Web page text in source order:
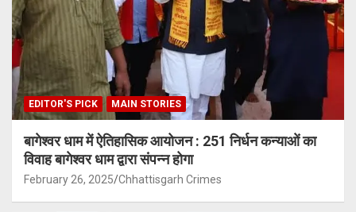
EDITOR'S PICK MAIN STORIES
बागेश्वर धाम में ऐतिहासिक आयोजन : 251 निर्धन कन्याओं का
विवाह बागेश्वर धाम द्वारा संपन्न होगा
February 26, 2025 Chhattisgarh Crimes